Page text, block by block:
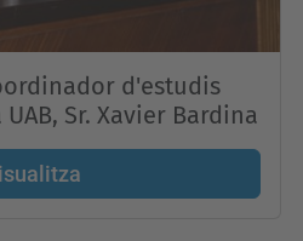
d'estudis
Sr. Xavier Bardina